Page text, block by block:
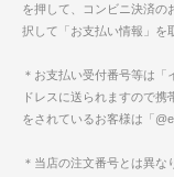
を押して、コンビニ決済の
択して「お支払い情報」を
＊お支払い受付番号等は
ドレスに送られますので携
をされているお客様は「
＊当店の注文番号とは異な